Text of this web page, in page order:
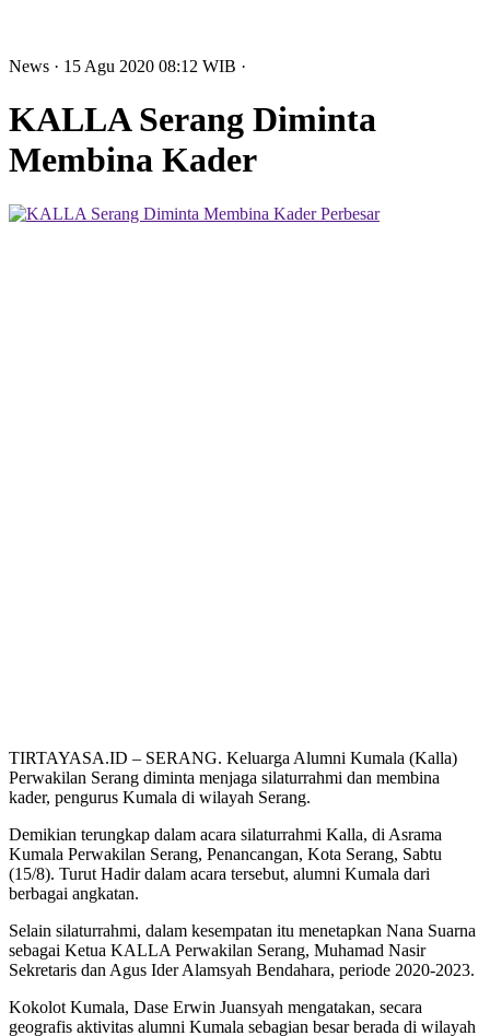
News · 15 Agu 2020 08:12 WIB ·
KALLA Serang Diminta
Membina Kader
Perbesar
TIRTAYASA.ID – SERANG. Keluarga Alumni Kumala (Kalla)
Perwakilan Serang diminta menjaga silaturrahmi dan membina
kader, pengurus Kumala di wilayah Serang.
Demikian terungkap dalam acara silaturrahmi Kalla, di Asrama
Kumala Perwakilan Serang, Penancangan, Kota Serang, Sabtu
(15/8). Turut Hadir dalam acara tersebut, alumni Kumala dari
berbagai angkatan.
Selain silaturrahmi, dalam kesempatan itu menetapkan Nana Suarna
sebagai Ketua KALLA Perwakilan Serang, Muhamad Nasir
Sekretaris dan Agus Ider Alamsyah Bendahara, periode 2020-2023.
Kokolot Kumala, Dase Erwin Juansyah mengatakan, secara
geografis aktivitas alumni Kumala sebagian besar berada di wilayah